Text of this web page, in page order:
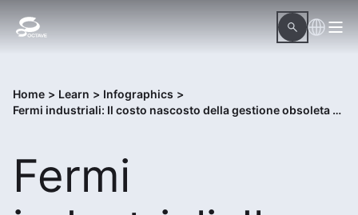
Home > Learn > Infographics >
Fermi industriali: Il costo nascosto della gestione obsoleta delle procedure
Fermi